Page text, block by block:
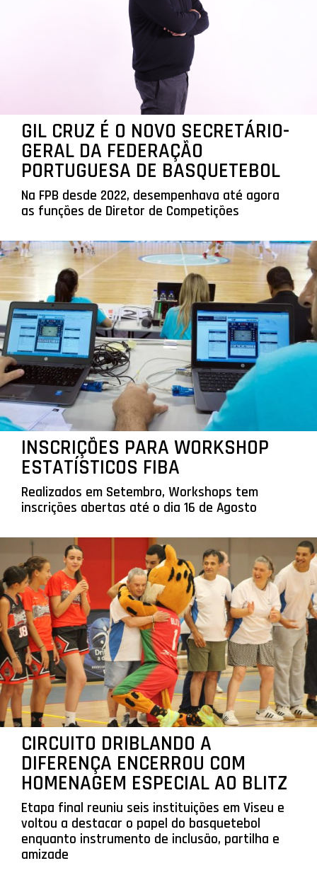
GIL CRUZ É O NOVO SECRETÁRIO-
GERAL DA FEDERAÇÃO
PORTUGUESA DE BASQUETEBOL
Na FPB desde 2022, desempenhava até agora
as funções de Diretor de Competições
INSCRIÇÕES PARA WORKSHOP
ESTATÍSTICOS FIBA
Realizados em Setembro, Workshops tem
inscrições abertas até o dia 16 de Agosto
CIRCUITO DRIBLANDO A
DIFERENÇA ENCERROU COM
HOMENAGEM ESPECIAL AO BLITZ
Etapa final reuniu seis instituições em Viseu e
voltou a destacar o papel do basquetebol
enquanto instrumento de inclusão, partilha e
amizade